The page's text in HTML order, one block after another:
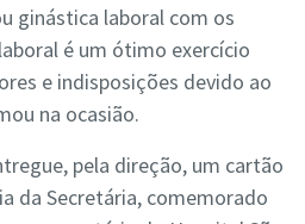
ginástica laboral com os
é um ótimo exercício
e indisposições devido ao
na ocasião.
pela direção, um cartão
da Secretária, comemorado